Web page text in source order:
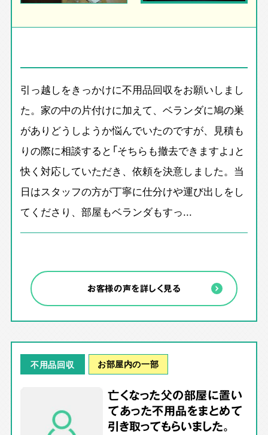
引っ越しをきっかけに不用品回収をお願いしまし
た。家の中の片付けに加えて、ベランダに鳩の巣
がありどうしようか悩んでいたのですが、見積も
りの際に相談すると「そちらも撤去できますよ」と
快く対応していただき、依頼を決意しました。当
日はスタッフの方が丁寧に仕分けや運び出しをし
てくださり、部屋もベランダもすっ...
お客様の声を詳しく見る
不用品回収 お部屋内の一部
亡くなった父の部屋に置い
てあった不用品をまとめて
引き取ってもらいました。